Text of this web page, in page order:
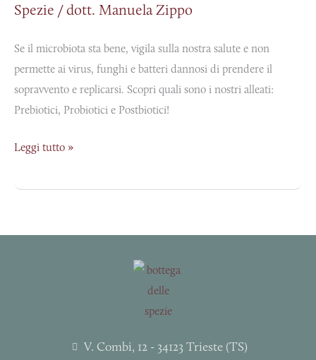
Spezie /dott. Manuela Zippo
Se il microbiota sta bene, vigila sulla nostra salute e non
permette ai virus, funghi e batteri dannosi di prendere il
sopravvento e replicarsi. Scopri quali sono i nostri alleati:
Prebiotici, Probiotici e Postbiotici!
grandi
dell’Uomo
Leggi tutto »
V. Combi, 12 - 34123 Trieste (TS)